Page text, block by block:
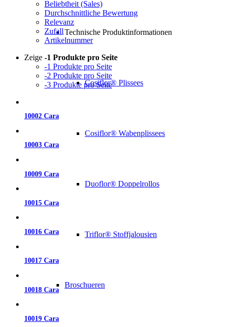
Technische Produktinformationen
Cosiflor® Plissees
Cosiflor® Wabenplissees
Duoflor® Doppelrollos
Triflor® Stoffjalousien
Broschueren
Beliebtheit (Sales)
Durchschnittliche Bewertung
Relevanz
Zufall
Artikelnummer
Zeige -1 Produkte pro Seite
-1 Produkte pro Seite
-2 Produkte pro Seite
-3 Produkte pro Seite
10002 Cara
10003 Cara
10009 Cara
10015 Cara
10016 Cara
10017 Cara
10018 Cara
10019 Cara